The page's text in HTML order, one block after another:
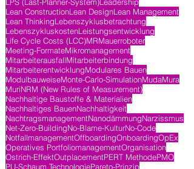
Lean ConstructionLean DesignLean Management
Lean ThinkingLebenszyklusbetrachtung
LebenszykluskostenLeistungsentwicklung
Life Cycle Costs (LCC)MRMauerroboter
Meeting-FormateMikromanagement
MitarbeiterausfallMitarbeiterbindung
MitarbeiterentwicklungModulares Bauen
ModulbauweiseMonte-Carlo-SimulationMudaMura
MuriNRM (New Rules of Measurement)
Nachhaltige Baustoffe & Materialien
Nachhaltiges BauenNachhaltigkeit
NachtragsmanagementNanodämmungNarzissmus
Net-Zero-BuildingNo-Blame-KulturNo-Code
NotfallmanagementOffboardingOnboardingOpEx
Operatives PortfoliomanagementOrganisation
Ostrich-EffektOutplacementPERT MethodePMO
PU-Schaum TechnologiePareto-Prinzip